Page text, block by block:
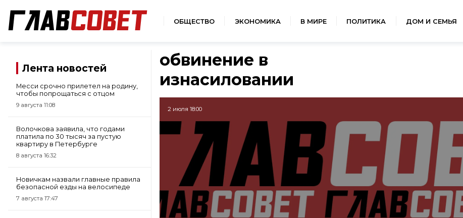
ОБЩЕСТВО ЭКОНОМИКА В МИРЕ ПОЛИТИКА ДОМ И СЕМЬЯ
Лента новостей
Месси срочно прилетел на родину,
чтобы попрощаться с отцом
9 августа 11:08
Волочкова заявила, что годами
платила по 30 тысяч за пустую
квартиру в Петербурге
8 августа 16:32
Новичкам назвали главные правила
безопасной езды на велосипеде
7 августа 17:47
обвинение в
изнасиловании
2 июля 18:00